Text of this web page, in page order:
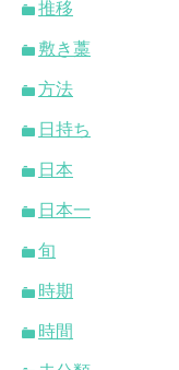
推移
敷き藁
方法
日持ち
日本
日本一
旬
時期
時間